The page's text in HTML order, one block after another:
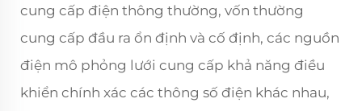
cung cấp điện thông thường, vốn thường
cung cấp đầu ra ổn định và cố định, các nguồn
điện mô phỏng lưới cung cấp khả năng điều
khiển chính xác các thông số điện khác nhau,